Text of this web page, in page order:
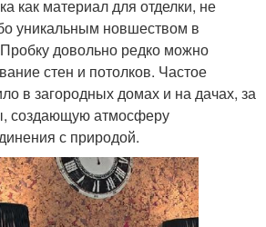
как материал для отделки, не
уникальным новшеством в
довольно редко можно
стен и потолков. Частое
в загородных домах и на дачах, за
создающую атмосферу
с природой.